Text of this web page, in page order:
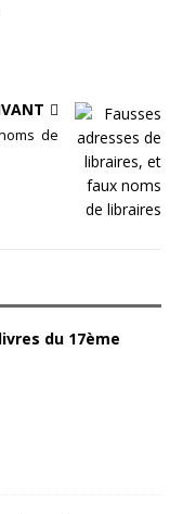
de
du 17ème